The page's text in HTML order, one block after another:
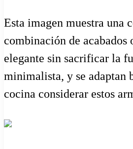
Esta imagen muestra una
combinación de acabados
elegante sin sacrificar la
minimalista, y se adaptan
cocina considerar estos